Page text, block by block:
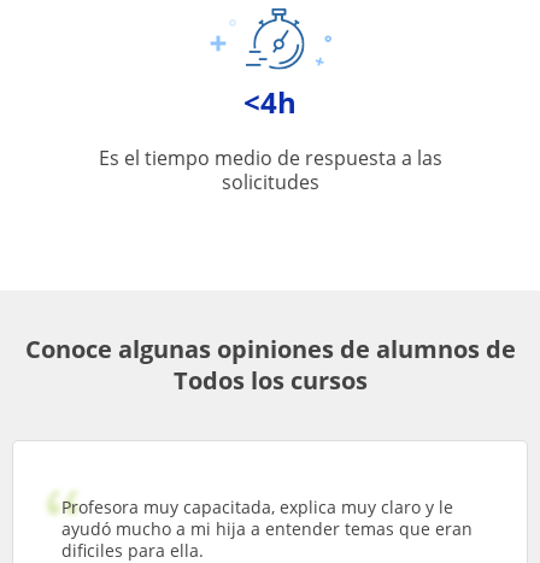
<4h
Es el tiempo medio de respuesta a las
solicitudes
Conoce algunas opiniones de alumnos de
Todos los cursos
Profesora muy capacitada, explica muy claro y le
ayudó mucho a mi hija a entender temas que eran
dificiles para ella.